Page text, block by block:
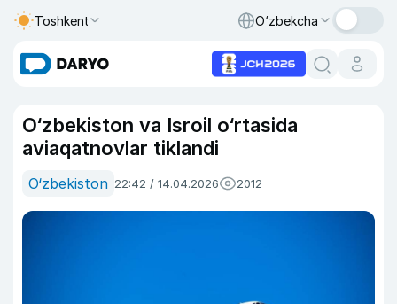
Toshkent O‘zbekcha
O‘zbekiston va Isroil o‘rtasida
aviaqatnovlar tiklandi
O‘zbekiston 22:42 / 14.04.2026 2012